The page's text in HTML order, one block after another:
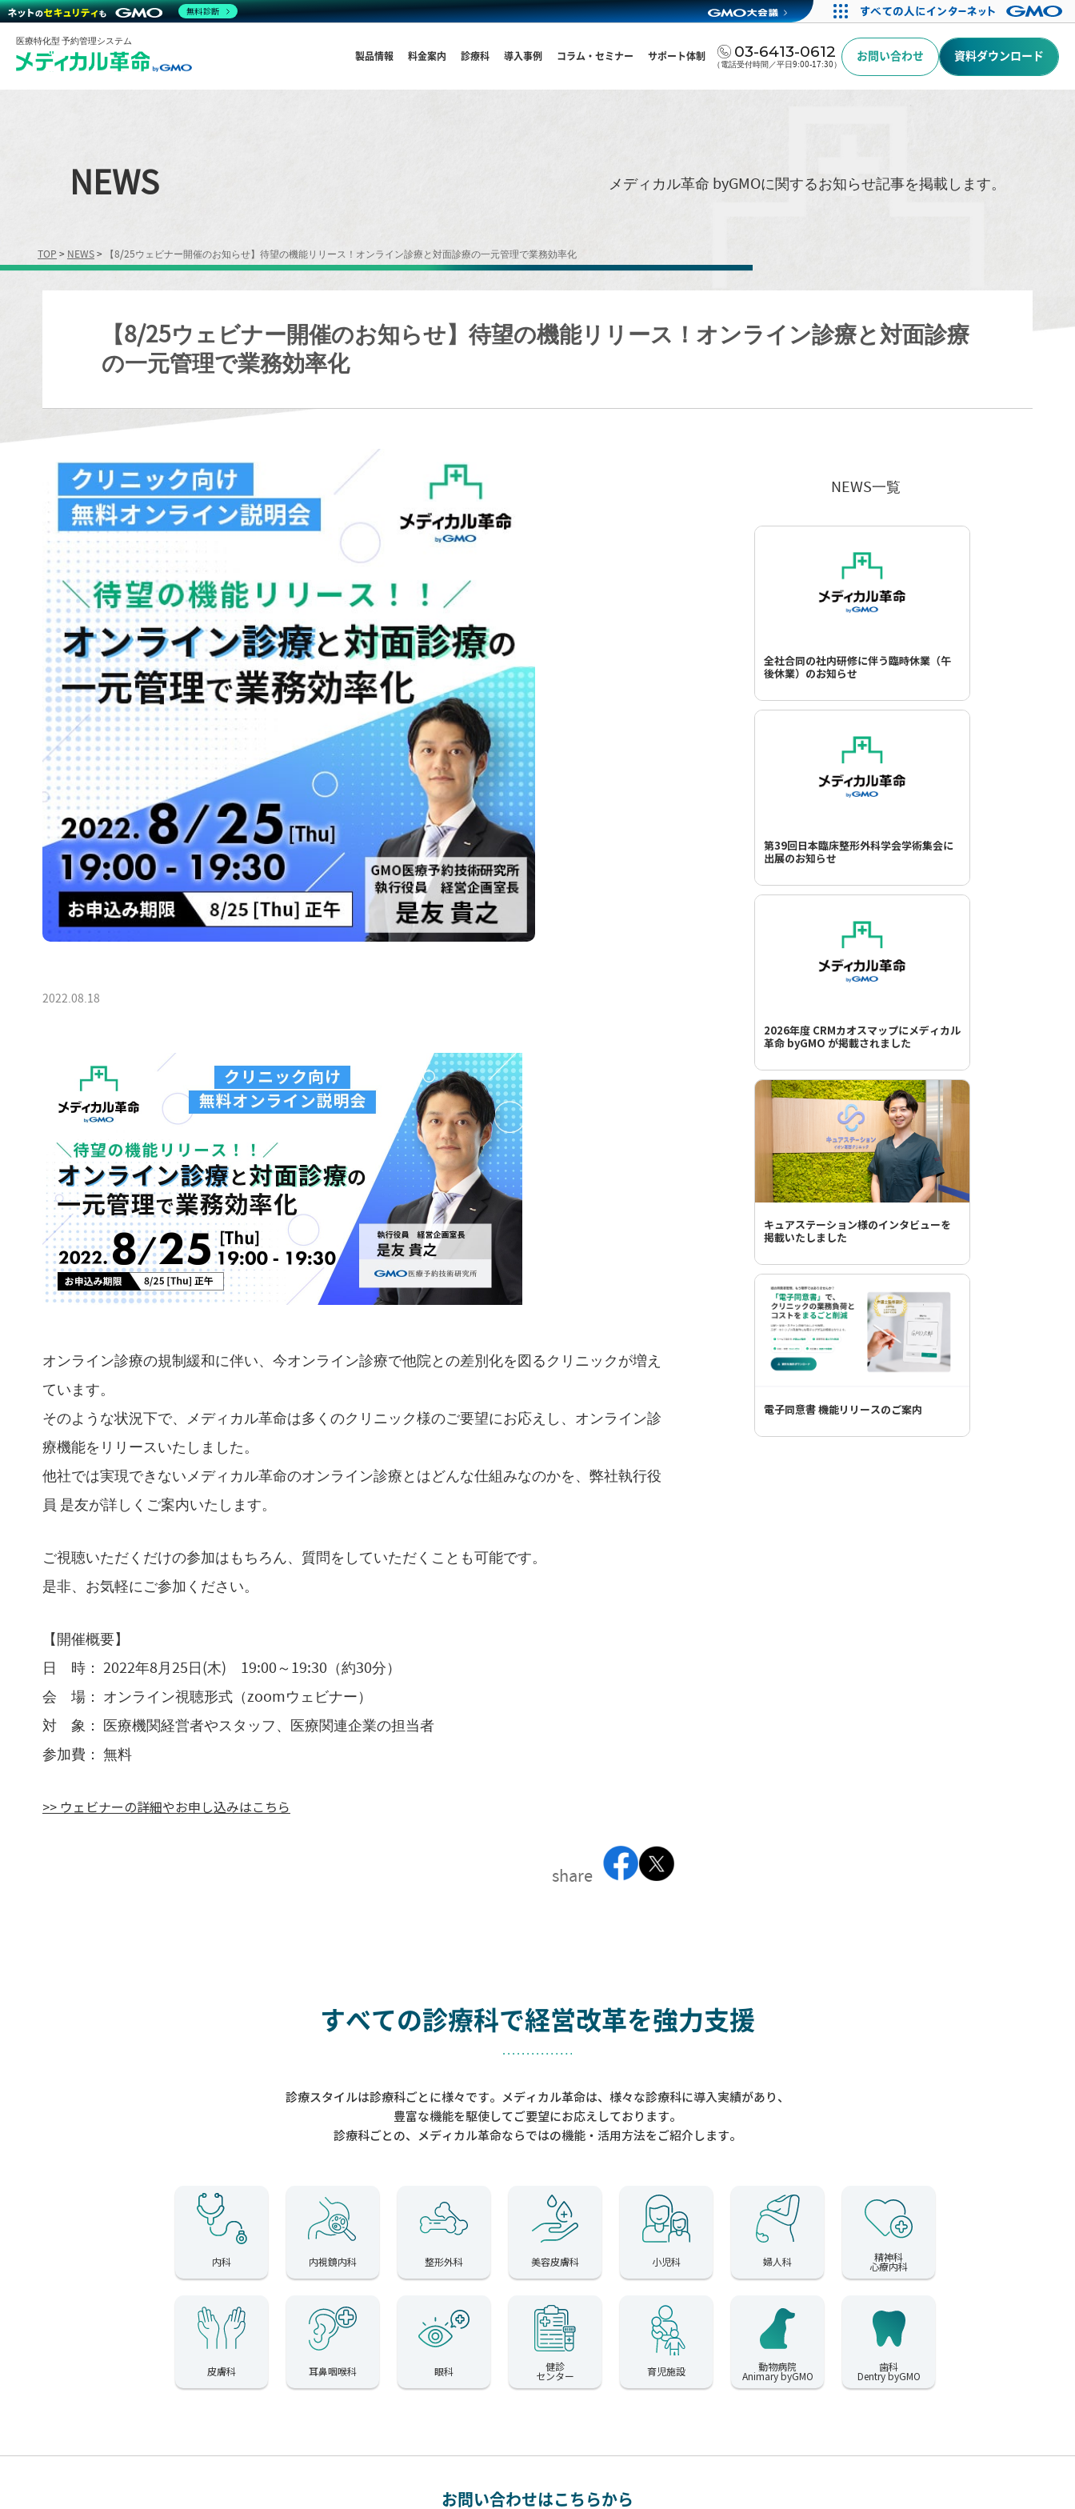
医療特化型 予約管理システム
製品情報 料金案内 診療科 導入事例 コラム・セミナー サポート体制 03-6413-0612
（電話受付時間／平日9:00-17:30）
お問い合わせ 資料ダウンロード
NEWS メディカル革命 byGMOに関するお知らせ記事を掲載します。
TOP > NEWS > 【8/25ウェビナー開催のお知らせ】待望の機能リリース！オンライン診療と対面診療の一元管理で業務効率化
【8/25ウェビナー開催のお知らせ】待望の機能リリース！オンライン診療と対面診療
の一元管理で業務効率化
2022.08.18
オンライン診療の規制緩和に伴い、今オンライン診療で他院との差別化を図るクリニックが増え
ています。
そのような状況下で、メディカル革命は多くのクリニック様のご要望にお応えし、オンライン診
療機能をリリースいたしました。
他社では実現できないメディカル革命のオンライン診療とはどんな仕組みなのかを、弊社執行役
員 是友が詳しくご案内いたします。
ご視聴いただくだけの参加はもちろん、質問をしていただくことも可能です。
是非、お気軽にご参加ください。
【開催概要】
日 時： 2022年8月25日(木) 19:00～19:30（約30分）
会 場： オンライン視聴形式（zoomウェビナー）
対 象： 医療機関経営者やスタッフ、医療関連企業の担当者
参加費： 無料
>> ウェビナーの詳細やお申し込みはこちら
share
NEWS一覧
全社合同の社内研修に伴う臨時休業（午
後休業）のお知らせ
第39回日本臨床整形外科学会学術集会に
出展のお知らせ
2026年度 CRMカオスマップにメディカル
革命 byGMO が掲載されました
キュアステーション様のインタビューを
掲載いたしました
電子同意書 機能リリースのご案内
すべての診療科で経営改革を強力支援
診療スタイルは診療科ごとに様々です。メディカル革命は、様々な診療科に導入実績があり、
豊富な機能を駆使してご要望にお応えしております。
診療科ごとの、メディカル革命ならではの機能・活用方法をご紹介します。
内科 内視鏡内科 整形外科 美容皮膚科 小児科 婦人科 精神科
心療内科
皮膚科 耳鼻咽喉科 眼科 健診
センター 育児施設 動物病院
Animary byGMO
歯科
Dentry byGMO
お問い合わせはこちらから
無料診断